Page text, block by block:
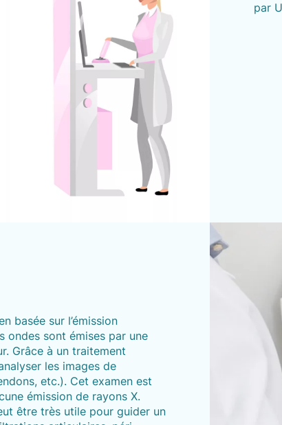
par
basée sur l’émission
ondes sont émises par une
Grâce à un traitement
les images de
etc.). Cet examen est
émission de rayons X.
être très utile pour guider un